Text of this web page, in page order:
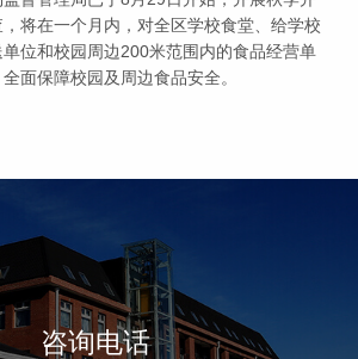
将在一个月内，对全区学校食堂、给学校
位和校园周边200米范围内的食品经营单
面保障校园及周边食品安全。
咨询电话